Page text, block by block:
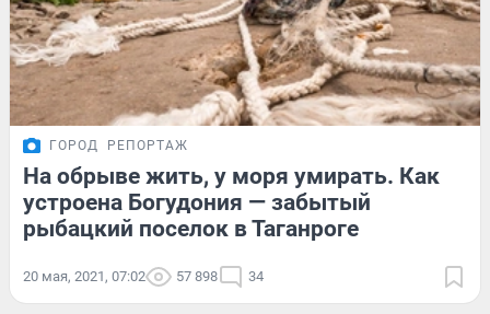
ГОРОД РЕПОРТАЖ
На обрыве жить, у моря умирать. Как
устроена Богудония — забытый
рыбацкий поселок в Таганроге
20 мая, 2021, 07:02 57 898 34